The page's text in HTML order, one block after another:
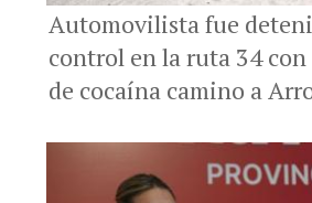
Automovilista fue
control en la ruta 34
de cocaína camino a